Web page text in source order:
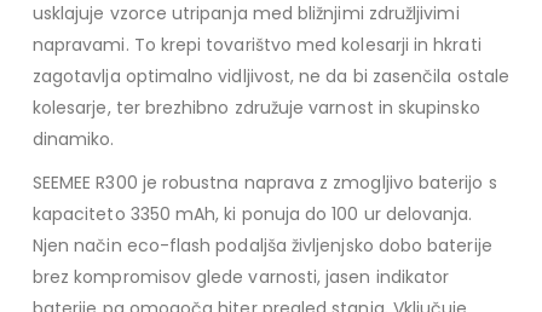
usklajuje vzorce utripanja med bližnjimi združljivimi
napravami. To krepi tovarištvo med kolesarji in hkrati
zagotavlja optimalno vidljivost, ne da bi zasenčila ostale
kolesarje, ter brezhibno združuje varnost in skupinsko
dinamiko.
SEEMEE R300 je robustna naprava z zmogljivo baterijo s
kapaciteto 3350 mAh, ki ponuja do 100 ur delovanja.
Njen način eco-flash podaljša življenjsko dobo baterije
brez kompromisov glede varnosti, jasen indikator